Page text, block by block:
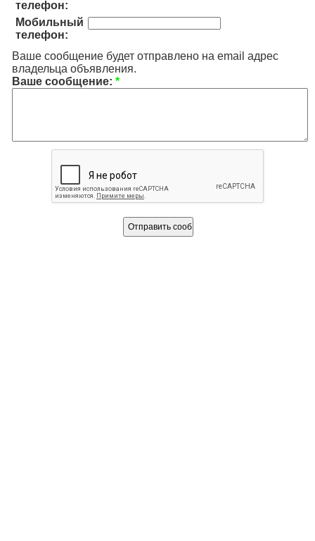
телефон:
Мобильный
телефон:
Ваше сообщение будет отправлено на email адрес
владельца объявления.
Ваше сообщение: *